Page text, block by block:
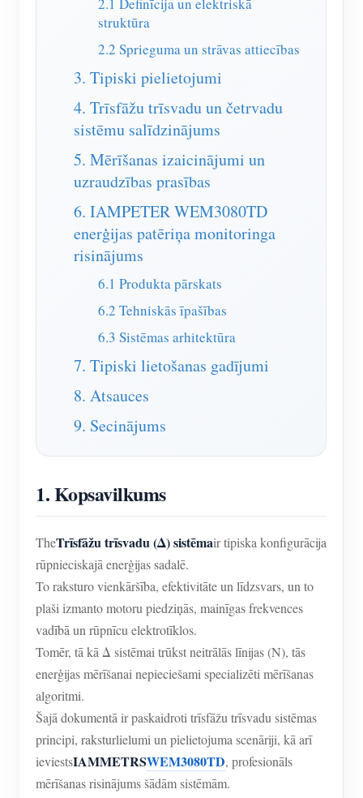
IAMMETER simulators
Lietojumprogrammas
Saules PV sistēmas enerģijas monitors
Elektrības patēriņa monitors
Mājas automatizācija
Rūpnīcas enerģijas uzraudzība
Veikals
Resursi
Produkta īsais ievads
Dokuments
Apmācības video
Blogi
kopiena
Izstrādātājs
Izpētīt
Par mums
struktūra
2.2 Sprieguma un strāvas attiecības
3. Tipiski pielietojumi
4. Trīsfāžu trīsvadu un četrvadu
sistēmu salīdzinājums
5. Mērīšanas izaicinājumi un
uzraudzības prasības
6. IAMPETER WEM3080TD
enerģijas patēriņa monitoringa
risinājums
6.1 Produkta pārskats
6.2 Tehniskās īpašības
6.3 Sistēmas arhitektūra
7. Tipiski lietošanas gadījumi
8. Atsauces
9. Secinājums
1. Kopsavilkums
TheTrīsfāžu trīsvadu (Δ) sistēmair tipiska konfigurācija
rūpnieciskajā enerģijas sadalē.
To raksturo vienkāršība, efektivitāte un līdzsvars, un to
plaši izmanto motoru piedziņās, mainīgas frekvences
vadībā un rūpnīcu elektrotīklos.
Tomēr, tā kā Δ sistēmai trūkst neitrālās līnijas (N), tās
enerģijas mērīšanai nepieciešami specializēti mērīšanas
algoritmi.
Šajā dokumentā ir paskaidroti trīsfāžu trīsvadu sistēmas
principi, raksturlielumi un pielietojuma scenāriji, kā arī
ieviestsIAMMETRSWEM3080TD, profesionāls
mērīšanas risinājums šādām sistēmām.